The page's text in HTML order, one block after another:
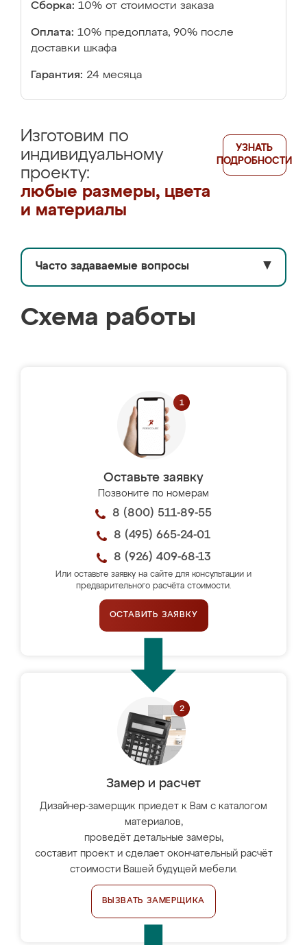
Сборка: 10% от стоимости заказа
Оплата: 10% предоплата, 90% после
доставки шкафа
Гарантия: 24 месяца
Изготовим по
индивидуальному
проекту:
любые размеры, цвета
и материалы
УЗНАТЬ
ПОДРОБНОСТИ
Часто задаваемые вопросы ▼
Схема работы
Оставьте заявку
Позвоните по номерам
8 (800) 511-89-55
8 (495) 665-24-01
8 (926) 409-68-13
Или оставьте заявку на сайте для консультации и
предварительного расчёта стоимости.
ОСТАВИТЬ ЗАЯВКУ
Замер и расчет
Дизайнер-замерщик приедет к Вам с каталогом
материалов,
проведёт детальные замеры,
составит проект и сделает окончательный расчёт
стоимости Вашей будущей мебели.
ВЫЗВАТЬ ЗАМЕРЩИКА